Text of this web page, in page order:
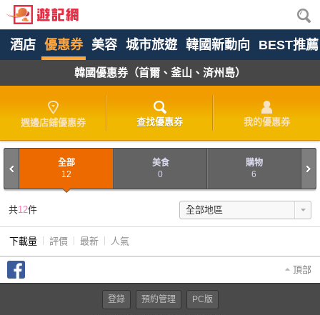
酒店 優惠券 美容 城市旅遊 韓國新動向 BEST推薦
韓國優惠券（首爾、釜山、済州島）
週邊店鋪優惠券 查找優惠券 我的優惠券
全部
12
美食
0
購物
6
共12件
下載量 評價 最新 人氣
頂部
登錄 預約管理 PC版